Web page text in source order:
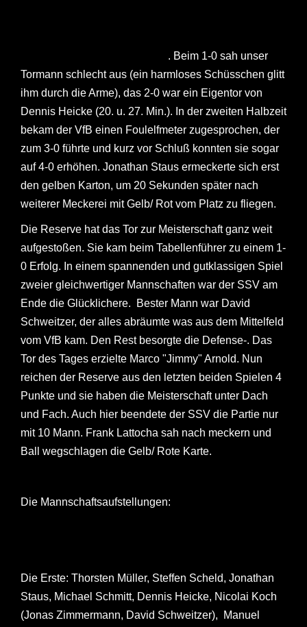
. Beim 1-0 sah unser
Tormann schlecht aus (ein harmloses Schüsschen glitt
ihm durch die Arme), das 2-0 war ein Eigentor von
Dennis Heicke (20. u. 27. Min.). In der zweiten Halbzeit
bekam der VfB einen Foulelfmeter zugesprochen, der
zum 3-0 führte und kurz vor Schluß konnten sie sogar
auf 4-0 erhöhen. Jonathan Staus ermeckerte sich erst
den gelben Karton, um 20 Sekunden später nach
weiterer Meckerei mit Gelb/ Rot vom Platz zu fliegen.
Die Reserve hat das Tor zur Meisterschaft ganz weit
aufgestoßen. Sie kam beim Tabellenführer zu einem 1-
0 Erfolg. In einem spannenden und gutklassigen Spiel
zweier gleichwertiger Mannschaften war der SSV am
Ende die Glücklichere. Bester Mann war David
Schweitzer, der alles abräumte was aus dem Mittelfeld
vom VfB kam. Den Rest besorgte die Defense-. Das
Tor des Tages erzielte Marco "Jimmy" Arnold. Nun
reichen der Reserve aus den letzten beiden Spielen 4
Punkte und sie haben die Meisterschaft unter Dach
und Fach. Auch hier beendete der SSV die Partie nur
mit 10 Mann. Frank Lattocha sah nach meckern und
Ball wegschlagen die Gelb/ Rote Karte.
Die Mannschaftsaufstellungen:
Die Erste: Thorsten Müller, Steffen Scheld, Jonathan
Staus, Michael Schmitt, Dennis Heicke, Nicolai Koch
(Jonas Zimmermann, David Schweitzer), Manuel